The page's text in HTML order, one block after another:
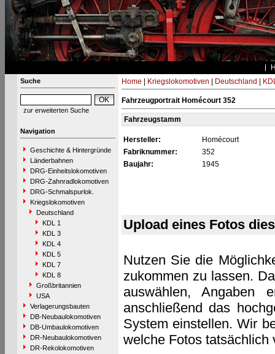
Suche
zur erweiterten Suche
Navigation
Geschichte & Hintergründe
Länderbahnen
DRG-Einheitslokomotiven
DRG-Zahnradlokomotiven
DRG-Schmalspurlok.
Kriegslokomotiven
Deutschland
KDL 1
KDL 3
KDL 4
KDL 5
KDL 7
KDL 8
Großbritannien
USA
Verlagerungsbauten
DB-Neubaulokomotiven
DB-Umbaulokomotiven
DR-Neubaulokomotiven
DR-Rekolokomotiven
Home Kriegslokomotiven Deutschland
Fahrzeugportrait Homécourt 352
Fahrzeugstamm
Hersteller:
Homécourt
Fabriknummer:
352
Baujahr:
1945
Upload eines Fotos
Nutzen Sie die
zukommen zu lassen.
auswählen, Angaben
anschließend das
System einstellen. Wir
welche Fotos tatsächlich